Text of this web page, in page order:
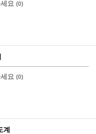
요 (0)
요 (0)
계